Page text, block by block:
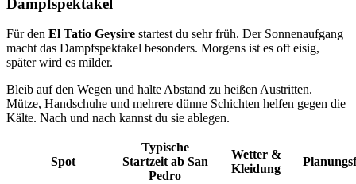
Für den El Tatio Geysire startest du sehr früh. Der Sonnenaufgang
macht das Dampfspektakel besonders. Morgens ist es oft eisig,
später wird es milder.
Bleib auf den Wegen und halte Abstand zu heißen Austritten.
Mütze, Handschuhe und mehrere dünne Schichten helfen gegen die
Kälte. Nach und nach kannst du sie ablegen.
Spot
Typische
Startzeit ab San
Pedro
Wetter &
Kleidung